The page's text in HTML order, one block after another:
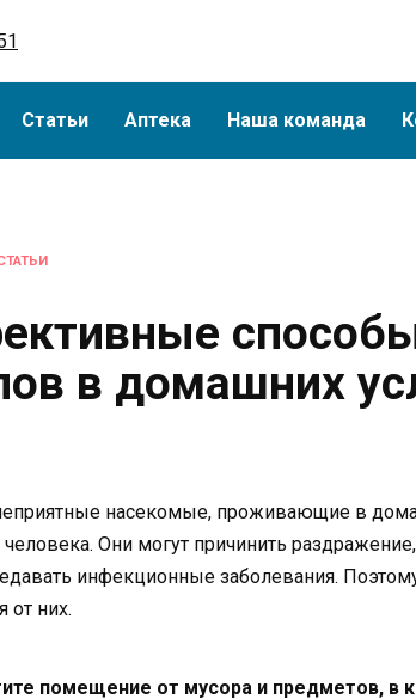
Статьи Аптека Наша команда
в домашних
насекомые, проживающие в
Они могут причинить
инфекционные заболевания.
от них.
помещение от мусора и предметов, в